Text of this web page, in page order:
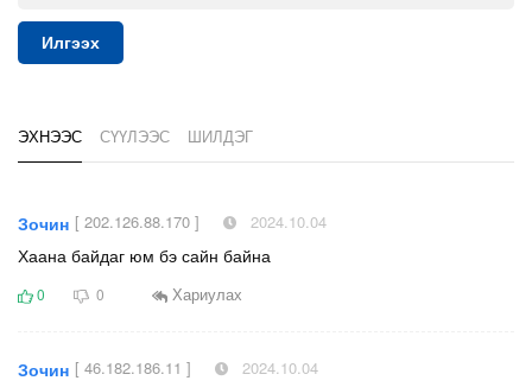
Илгээх
ЭХНЭЭС СҮҮЛЭЭС ШИЛДЭГ
Зочин [ 202.126.88.170 ] 2024.10.04
Хаана байдаг юм бэ сайн байна
0 0 Хариулах
Зочин [ 46.182.186.11 ] 2024.10.04